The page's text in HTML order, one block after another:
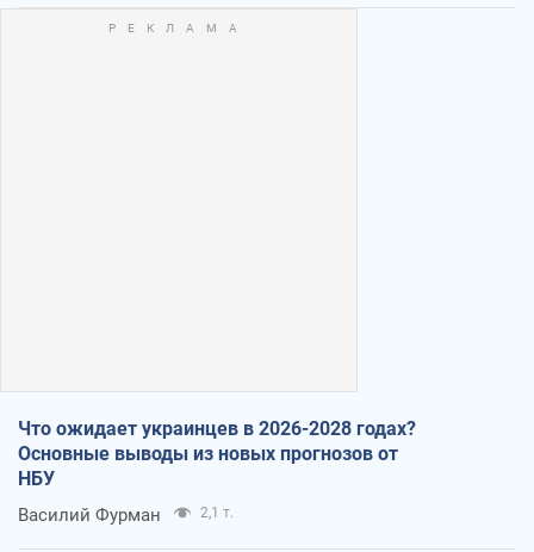
Что ожидает украинцев в 2026-2028 годах?
Основные выводы из новых прогнозов от
НБУ
Василий Фурман 2,1 т.